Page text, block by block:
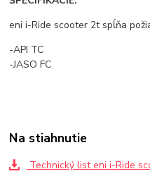
eni i-Ride scooter 2t spĺňa
-API TC
-JASO FC
Na stiahnutie
Technický list eni i-Ride